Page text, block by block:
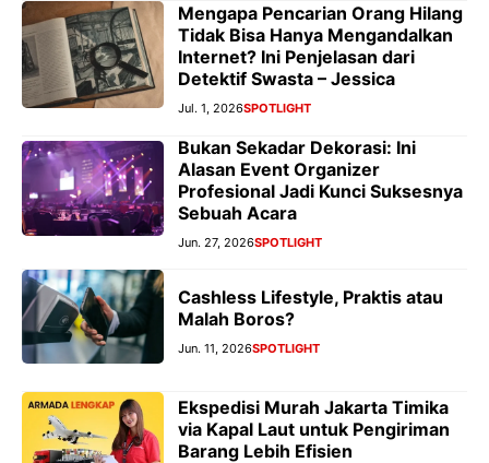
Mengapa Pencarian Orang Hilang
Tidak Bisa Hanya Mengandalkan
Internet? Ini Penjelasan dari
Detektif Swasta – Jessica
Jul. 1, 2026SPOTLIGHT
Bukan Sekadar Dekorasi: Ini
Alasan Event Organizer
Profesional Jadi Kunci Suksesnya
Sebuah Acara
Jun. 27, 2026SPOTLIGHT
Cashless Lifestyle, Praktis atau
Malah Boros?
Jun. 11, 2026SPOTLIGHT
Ekspedisi Murah Jakarta Timika
via Kapal Laut untuk Pengiriman
Barang Lebih Efisien